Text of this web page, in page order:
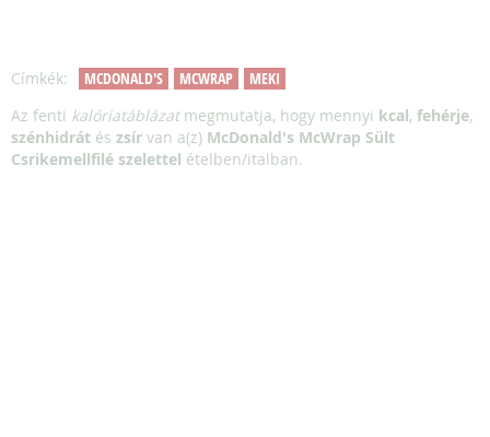
Címkék: MCDONALD'S MCWRAP
MEKI
Az fenti kalóriatáblázatmegmutatja, hogy mennyi kcal, fehérje,
szénhidrát és zsír van a(z) McDonald's McWrap Sült
Csrikemellfilé szelettel ételben/italban.